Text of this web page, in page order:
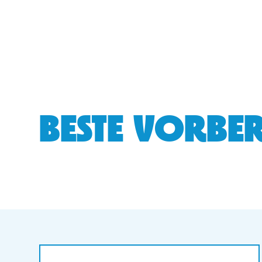
BESTE